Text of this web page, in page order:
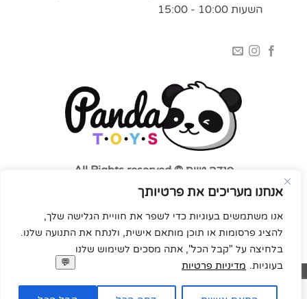
אנחנו מעריכים את פרטיותך
אנו משתמשים בעוגיות כדי לשפר את חוויית הגלישה שלך,
להציג פרסומות או תוכן מותאם אישית, ולנתח את התנועה שלנו.
בלחיצה על "קבל הכל", אתה מסכים לשימוש שלנו
בעוגיות. מדיניות פרטיות
השעות 10:00 - 15:00
פנדה טויס © All Rights reserved
Visa
MasterCard